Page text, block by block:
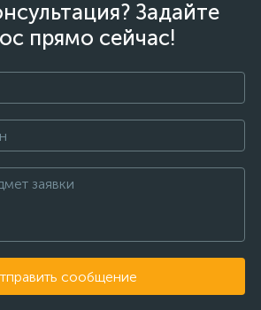
Задайте
прямо сейчас!
сообщение